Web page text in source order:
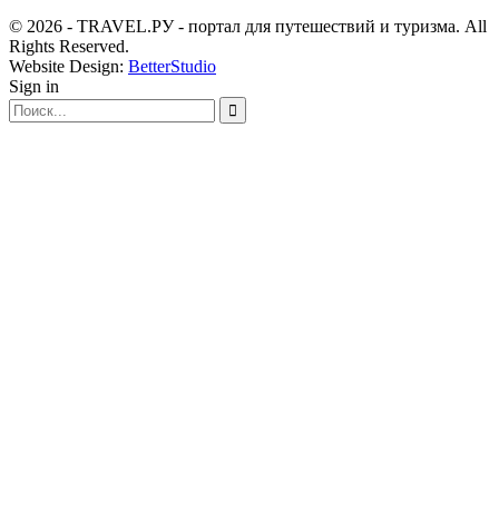
© 2026 - TRAVEL.РУ - портал для путешествий и туризма. All
Rights Reserved.
Website Design: BetterStudio
Sign in